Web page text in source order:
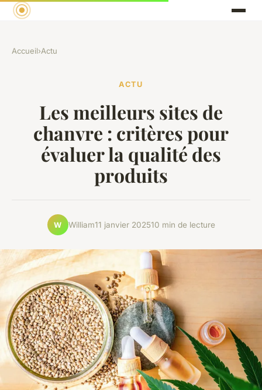
Accueil›Actu
ACTU
Les meilleurs sites de
chanvre : critères pour
évaluer la qualité des
produits
W William11 janvier 202510 min de lecture